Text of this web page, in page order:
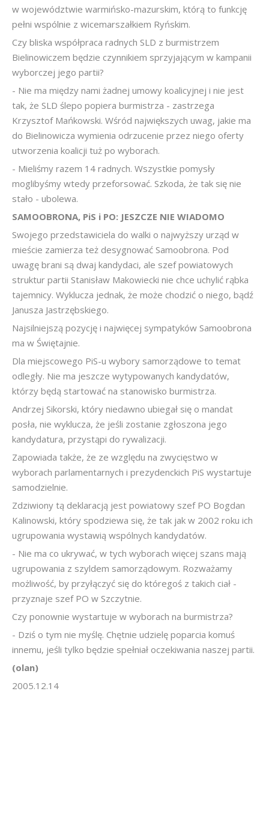
w województwie warmińsko-mazurskim, którą to funkcję
pełni wspólnie z wicemarszałkiem Ryńskim.
Czy bliska współpraca radnych SLD z burmistrzem
Bielinowiczem będzie czynnikiem sprzyjającym w kampanii
wyborczej jego partii?
- Nie ma między nami żadnej umowy koalicyjnej i nie jest
tak, że SLD ślepo popiera burmistrza - zastrzega
Krzysztof Mańkowski. Wśród największych uwag, jakie ma
do Bielinowicza wymienia odrzucenie przez niego oferty
utworzenia koalicji tuż po wyborach.
- Mieliśmy razem 14 radnych. Wszystkie pomysły
moglibyśmy wtedy przeforsować. Szkoda, że tak się nie
stało - ubolewa.
SAMOOBRONA, PiS i PO: JESZCZE NIE WIADOMO
Swojego przedstawiciela do walki o najwyższy urząd w
mieście zamierza też desygnować Samoobrona. Pod
uwagę brani są dwaj kandydaci, ale szef powiatowych
struktur partii Stanisław Makowiecki nie chce uchylić rąbka
tajemnicy. Wyklucza jednak, że może chodzić o niego, bądź
Janusza Jastrzębskiego.
Najsilniejszą pozycję i najwięcej sympatyków Samoobrona
ma w Świętajnie.
Dla miejscowego PiS-u wybory samorządowe to temat
odległy. Nie ma jeszcze wytypowanych kandydatów,
którzy będą startować na stanowisko burmistrza.
Andrzej Sikorski, który niedawno ubiegał się o mandat
posła, nie wyklucza, że jeśli zostanie zgłoszona jego
kandydatura, przystąpi do rywalizacji.
Zapowiada także, że ze względu na zwycięstwo w
wyborach parlamentarnych i prezydenckich PiS wystartuje
samodzielnie.
Zdziwiony tą deklaracją jest powiatowy szef PO Bogdan
Kalinowski, który spodziewa się, że tak jak w 2002 roku ich
ugrupowania wystawią wspólnych kandydatów.
- Nie ma co ukrywać, w tych wyborach więcej szans mają
ugrupowania z szyldem samorządowym. Rozważamy
możliwość, by przyłączyć się do któregoś z takich ciał -
przyznaje szef PO w Szczytnie.
Czy ponownie wystartuje w wyborach na burmistrza?
- Dziś o tym nie myślę. Chętnie udzielę poparcia komuś
innemu, jeśli tylko będzie spełniał oczekiwania naszej partii.
(olan)
2005.12.14